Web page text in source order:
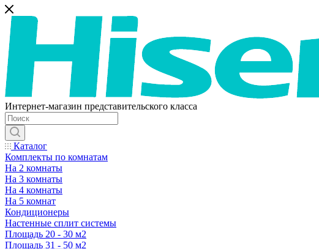
Интернет-магазин представительского класса
Каталог
Комплекты по комнатам
На 2 комнаты
На 3 комнаты
На 4 комнаты
На 5 комнат
Кондиционеры
Настенные сплит системы
Площадь 20 - 30 м2
Площадь 31 - 50 м2